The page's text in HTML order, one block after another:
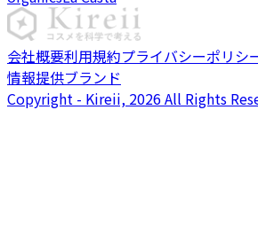
会社概要利用規約プライバシーポリシ
情報提供ブランド
Copyright - Kireii, 2026 All Rights